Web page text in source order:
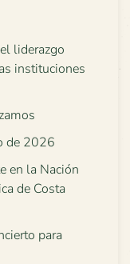
liderazgo
instituciones
de 2026
en la Nación
de Costa
para